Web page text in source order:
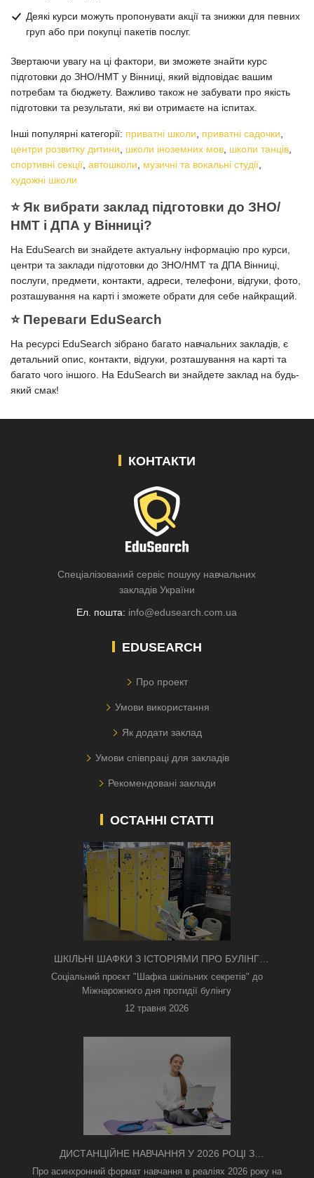
Деякі курси можуть пропонувати акції та знижки для певних
груп або при покупці пакетів послуг.
Звертаючи увагу на ці фактори, ви зможете знайти курс
підготовки до ЗНО/НМТ у Вінниці, який відповідає вашим
потребам та бюджету. Важливо також не забувати про якість
підготовки та результати, які ви отримаєте на іспитах.
Інші популярні категорії: приватні школи приватні садочки
центри розвитку дитини
школи іноземних мов школи танців
спортивні секції автошколи музичні та вокальні студії
художні школи
⭐️ Як вибрати заклад підготовки до ЗНО/
НМТ і ДПА у Вінниці?
На EduSearch ви знайдете актуальну інформацію про курси,
центри та заклади підготовки до ЗНО/НМТ та ДПА Вінниці,
послуги, предмети, контакти, адреси, телефони, відгуки, фото,
розташування на карті і зможете обрати для себе найкращий.
⭐️ Переваги EduSearch
На ресурсі EduSearch зібрано багато навчальних закладів, є
детальний опис, контакти, відгуки, розташування на карті та
багато чого іншого. На EduSearch ви знайдете заклад на будь-
який смак!
КОНТАКТИ
Спеціалізований сервіс пошуку навчальних
закладів України
Ел. пошта: info@edusearch.com.ua
EDUSEARCH
Про проект
Умови використання
Як додати заклад
Умови співпраці для закладів
Рекомендовані заклади
ОСТАННІ СТАТТІ
ШКІЛЬНІ ШАФКИ З ІСТОРІЯМИ ПРО БУЛІНГ
З'ЯВИЛИСЯ В КИЄВІ
Соціальний проєкт "Шафка шкільних секретів" до
Міжнарожного дня протидії булінгу
12 травня 2026
ДИСТАНЦІЙНЕ НАВЧАННЯ У 2026 РОЦІ З
ТРИВОГАМИ ТА БЕЗ СВІТЛА: ЯК АСИНХРОННИЙ
Про асинхронний формат навчання в реаліях 2026 року на